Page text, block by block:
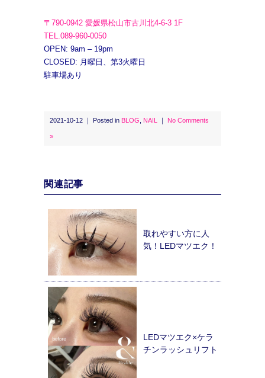
〒790-0942 愛媛県松山市古川北4-6-3 1F
TEL.089-960-0050
OPEN: 9am – 19pm
CLOSED: 月曜日、第3火曜日
駐車場あり
2021-10-12 ｜ Posted in BLOG NAIL ｜ No Comments
»
関連記事
取れやすい方に人
気！LEDマツエク！
LEDマツエク×ケラ
チンラッシュリフト